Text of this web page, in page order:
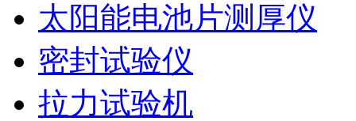
太阳能电池片测厚仪
密封试验仪
拉力试验机